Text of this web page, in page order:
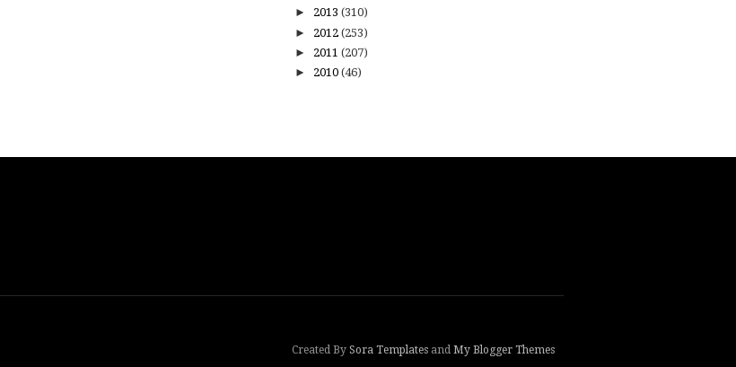
► 2013 (310)
► 2012 (253)
► 2011 (207)
► 2010 (46)
Created By Sora Templates and My Blogger Themes